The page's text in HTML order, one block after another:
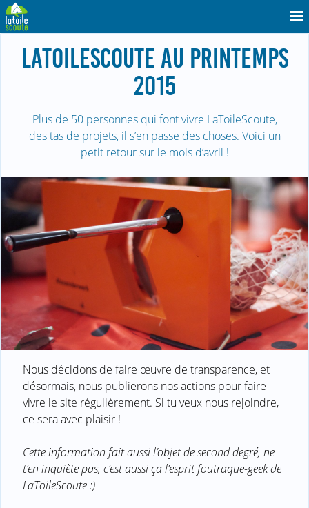
LATOILESCOUTE AU PRINTEMPS
2015
Plus de 50 personnes qui font vivre LaToileScoute,
des tas de projets, il s’en passe des choses. Voici un
petit retour sur le mois d’avril !
Nous décidons de faire œuvre de transparence, et
désormais, nous publierons nos actions pour faire
vivre le site régulièrement. Si tu veux nous rejoindre,
ce sera avec plaisir !
Cette information fait aussi l’objet de second degré, ne
t’en inquiète pas, c’est aussi ça l’esprit foutraque-geek de
LaToileScoute :)